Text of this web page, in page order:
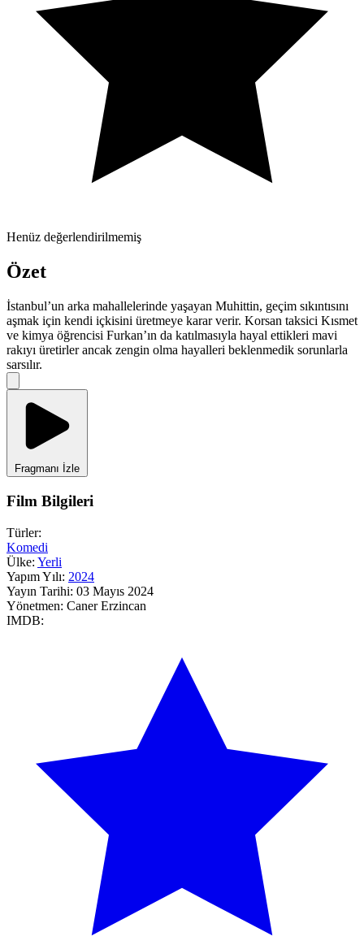
Henüz değerlendirilmemiş
Özet
İstanbul’un arka mahallelerinde yaşayan Muhittin, geçim sıkıntısını
aşmak için kendi içkisini üretmeye karar verir. Korsan taksici Kısmet
ve kimya öğrencisi Furkan’ın da katılmasıyla hayal ettikleri mavi
rakıyı üretirler ancak zengin olma hayalleri beklenmedik sorunlarla
sarsılır.
Fragmanı İzle
Film Bilgileri
Türler:
Komedi
Ülke: Yerli
Yapım Yılı: 2024
Yayın Tarihi: 03 Mayıs 2024
Yönetmen: Caner Erzincan
IMDB: